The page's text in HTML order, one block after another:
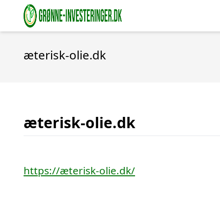
æterisk-olie.dk
æterisk-olie.dk
https://æterisk-olie.dk/